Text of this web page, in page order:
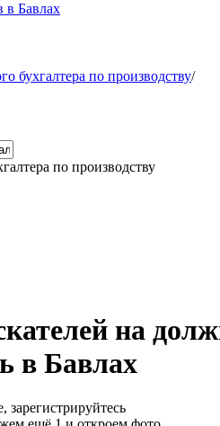
в Бавлах
бухгалтера по производству/
по производству
на
в Бавлах
зарегистрируйтесь